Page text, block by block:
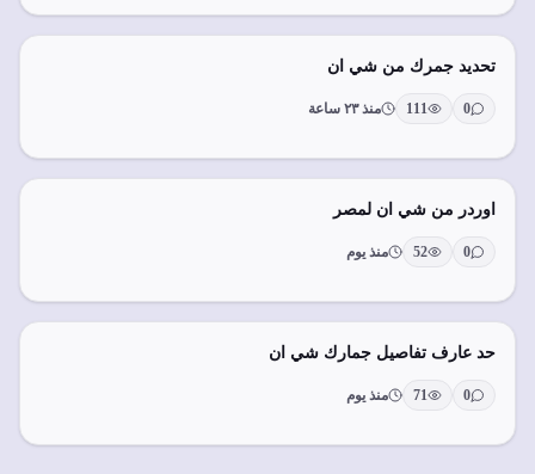
تحديد جمرك من شي ان
0
111 منذ ٢٣ ساعة
اوردر من شي ان لمصر
0
52 منذ يوم
حد عارف تفاصيل جمارك شي ان
0
71 منذ يوم